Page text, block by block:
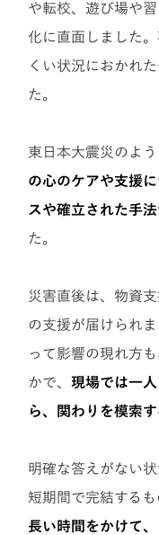
や転校、遊び場や
化に直面しました
くい状況におかれ
た。
東日本大震災のよう
の心のケアや支援
スや確立された手
た。
災害直後は、物資
の支援が届けられ
って影響の現れ方
かで、現場では一
ら、関わりを模索
明確な答えがない
短期間で完結する
長い時間をかけて